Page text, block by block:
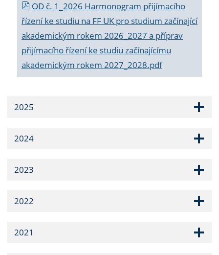
OD č. 1_2026 Harmonogram přijímacího
řízení ke studiu na FF UK pro studium začínající
akademickým rokem 2026_2027 a příprav
přijímacího řízení ke studiu začínajícímu
akademickým rokem 2027_2028.pdf
2025
2024
2023
2022
2021